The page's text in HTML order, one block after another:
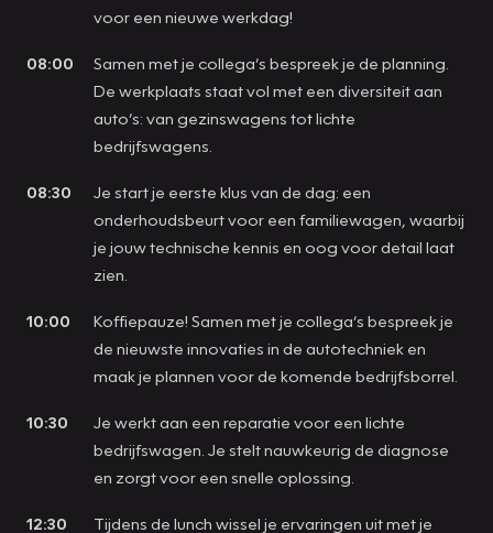
voor een nieuwe werkdag!
08:00
Samen met je collega’s bespreek je de planning.
De werkplaats staat vol met een diversiteit aan
auto’s: van gezinswagens tot lichte
bedrijfswagens.
08:30
Je start je eerste klus van de dag: een
onderhoudsbeurt voor een familiewagen, waarbij
je jouw technische kennis en oog voor detail laat
zien.
10:00
Koffiepauze! Samen met je collega’s bespreek je
de nieuwste innovaties in de autotechniek en
maak je plannen voor de komende bedrijfsborrel.
10:30
Je werkt aan een reparatie voor een lichte
bedrijfswagen. Je stelt nauwkeurig de diagnose
en zorgt voor een snelle oplossing.
12:30
Tijdens de lunch wissel je ervaringen uit met je